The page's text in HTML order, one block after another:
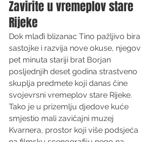
Zavirite u vremeplov stare
Rijeke
Dok mlađi blizanac Tino pažljivo bira
sastojke i razvija nove okuse, njegov
pet minuta stariji brat Borjan
posljednjih deset godina strastveno
skuplja predmete koji danas čine
svojevrsni vremeplov stare Rijeke.
Tako je u prizemlju djedove kuće
smjestio mali zavičajni muzej
Kvarnera, prostor koji više podsjeća